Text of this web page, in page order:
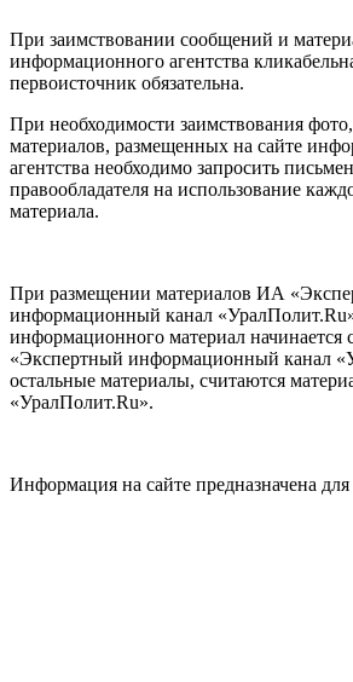
При заимствовании сообщений и
информационного агентства
первоисточник обязательна.
При необходимости заимствования
материалов, размещенных на сайте
агентства необходимо запросить
правообладателя на использование
материала.
При размещении материалов ИА
информационный канал
информационного материал начинается
«Экспертный информационный канал
остальные материалы, считаются
«УралПолит.Ru».
Информация на сайте предназначена